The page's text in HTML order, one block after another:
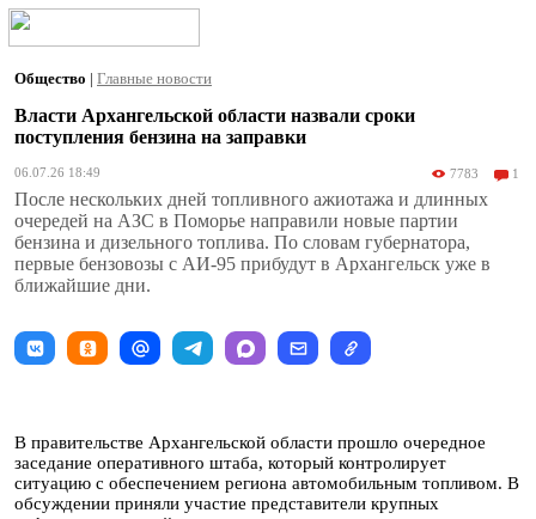
Общество | Главные новости
Власти Архангельской области назвали сроки
поступления бензина на заправки
06.07.26 18:49 7783 1
После нескольких дней топливного ажиотажа и длинных
очередей на АЗС в Поморье направили новые партии
бензина и дизельного топлива. По словам губернатора,
первые бензовозы с АИ-95 прибудут в Архангельск уже в
ближайшие дни.
В правительстве Архангельской области прошло очередное
заседание оперативного штаба, который контролирует
ситуацию с обеспечением региона автомобильным топливом. В
обсуждении приняли участие представители крупных